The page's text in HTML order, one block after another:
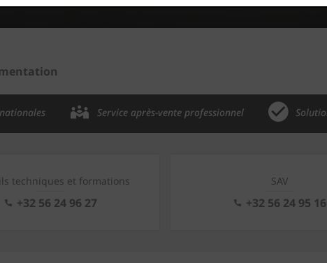
Service après-vente professionnel
techniques et formations
+32 56 24 96 27
SAV
+32 56 24 95 16